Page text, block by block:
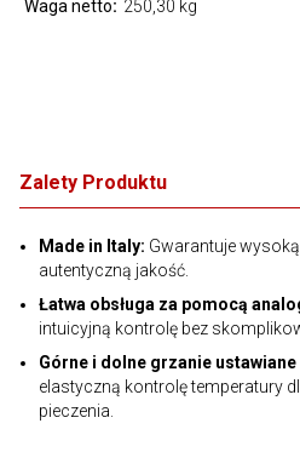
Zalety Produktu
Made in Italy: Gwarantuje
autentyczną jakość.
Łatwa obsługa za pomocą
intuicyjną kontrolę bez
Górne i dolne grzanie
elastyczną kontrolę temperatury
pieczenia.
Waga netto 250,30 kg